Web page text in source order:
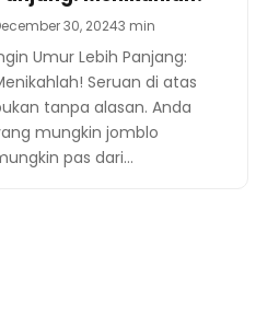
30, 20243 min
Umur Lebih Panjang:
Seruan di atas
tanpa alasan. Anda
mungkin jomblo
pas dari…